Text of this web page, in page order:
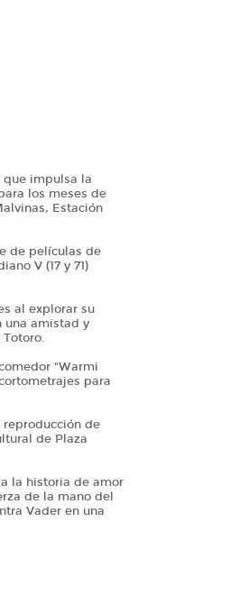
impulsa la
los meses de
Estación
de películas de
V (17 y 71)
al explorar su
una amistad y
"Warmi
para
de
de Plaza
la historia de amor
de la mano del
Vader en una